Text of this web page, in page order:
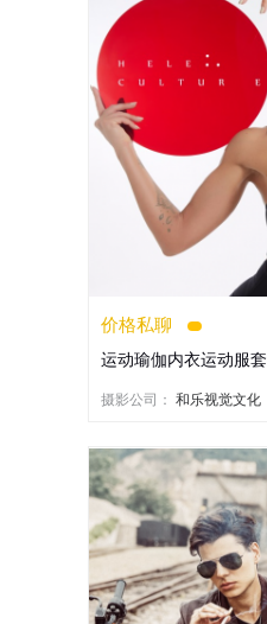
价格私聊
运动瑜伽内衣运动服套
摄影公司： 和乐视觉文化